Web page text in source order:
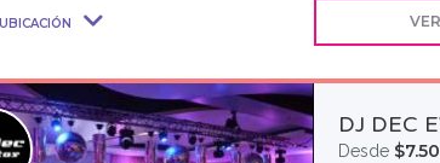
DJ DEC
Desde